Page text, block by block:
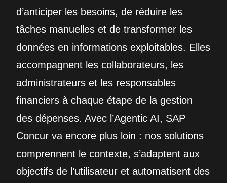
d’anticiper les besoins, de réduire les
tâches manuelles et de transformer les
données en informations exploitables. Elles
accompagnent les collaborateurs, les
administrateurs et les responsables
financiers à chaque étape de la gestion
des dépenses. Avec l’Agentic AI, SAP
Concur va encore plus loin : nos solutions
comprennent le contexte, s’adaptent aux
objectifs de l’utilisateur et automatisent des